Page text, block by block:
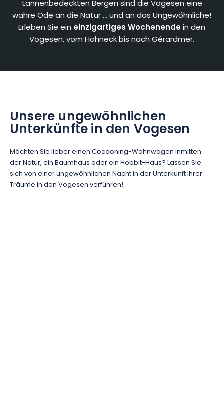
tannenbedeckten Bergen sind die Vogesen eine
wahre Ode an die Natur ... und an das Ungewöhnliche!
Erleben Sie ein einzigartiges Wochenendein den
Vogesen, vom Hohneck bis nach Gérardmer.
Unsere ungewöhnlichen
Unterkünfte in den Vogesen
Möchten Sie lieber einen Cocooning-Wohnwagen inmitten
der Natur, ein Baumhaus oder ein Hobbit-Haus? Lassen Sie
sich von einer ungewöhnlichen Nacht in der Unterkunft Ihrer
Träume in den Vogesen verführen!